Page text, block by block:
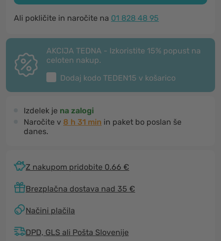
Ali pokličite in naročite na 01 828 48 95
AKCIJA TEDNA - Izkoristite 15% popust na
celoten nakup.
Dodaj kodo TEDEN15 v košarico
Izdelek je na zalogi
Naročite v 8 h 31 min in paket bo poslan še
danes.
Z nakupom pridobite 0.66 €
Brezplačna dostava nad 35 €
Načini plačila
DPD, GLS ali Pošta Slovenije